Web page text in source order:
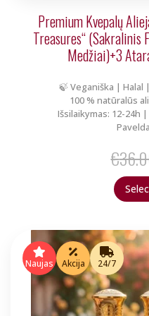
Premium Kvepalų
Treasures“
Medžiai)+3
🍃 Veganiška | Halal
100 % natūralūs
Išsilaikymas: 12-24h
€
Naujas Akcija 24/7